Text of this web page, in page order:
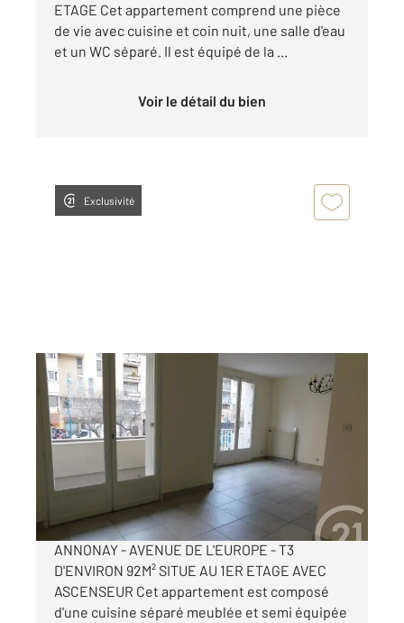
ETAGE Cet appartement comprend une pièce
de vie avec cuisine et coin nuit, une salle d'eau
et un WC séparé. Il est équipé de la ...
Voir le détail du bien
Exclusivité
ANNONAY 07
92 m2, 3 pièces
Ref : 5187
Appartement T3 à louer
710 €
par mois charges comprises
ANNONAY - AVENUE DE L'EUROPE - T3
D'ENVIRON 92M² SITUE AU 1ER ETAGE AVEC
ASCENSEUR Cet appartement est composé
d'une cuisine séparé meublée et semi équipée